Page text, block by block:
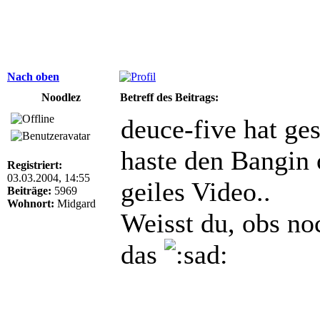
Nach oben
Noodlez
Betreff des Beitrags:
Registriert:
03.03.2004, 14:55
Beiträge: 5969
Wohnort: Midgard
deuce-five hat
haste den
geiles Video..
Weisst du, obs
das